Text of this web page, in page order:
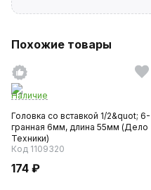
Похожие товары
Наличие
Головка со вставкой 1/2&quot; 6-
гранная 6мм, длина 55мм (Дело
Техники)
Код 1109320
174 ₽